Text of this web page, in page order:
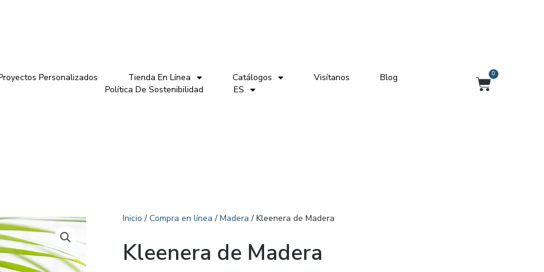
Personalizados Tienda En Línea Catálogos Visítanos
Blog
Política De Sostenibilidad
ES
0
Carrito
Inicio / Compra en línea / Madera / Kleenera de Madera
Kleenera de Madera